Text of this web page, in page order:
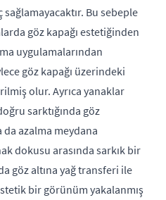
Bu sebeple
göz kapağı estetiğinden
uygulamalarından
göz kapağı üzerindeki
olur. Ayrıca yanaklar
sarktığında göz
azalma meydana
dokusu arasında sarkık bir
göz altına yağ transferi ile
bir görünüm yakalanmış